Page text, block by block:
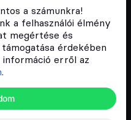
a számunkra!
a felhasználói élmény
megértése és
érdekében
információ erről az
.
technológia
ezért 2018 óta a
a hazai közösség
és fejlődését.